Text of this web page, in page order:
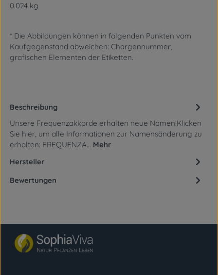
0.024 kg
* Die Abbildungen können in folgenden Punkten vom
Kaufgegenstand abweichen: Chargennummer,
grafischen Elementen der Etiketten.
Beschreibung
Unsere Frequenzakkorde erhalten neue Namen!Klicken
Sie hier, um alle Informationen zur Namensänderung zu
erhalten: FREQUENZA… Mehr
Hersteller
Bewertungen